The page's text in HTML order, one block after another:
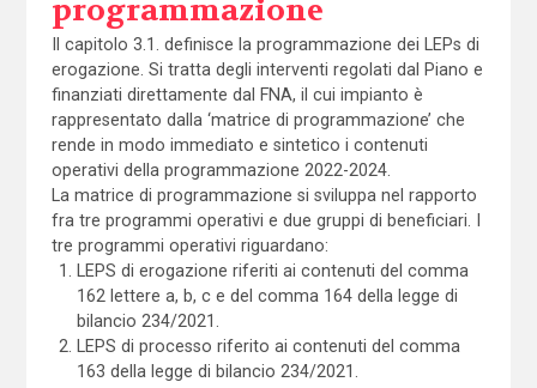
programmazione
Il capitolo 3.1. definisce la programmazione dei LEPs di
erogazione. Si tratta degli interventi regolati dal Piano e
finanziati direttamente dal FNA, il cui impianto è
rappresentato dalla ‘matrice di programmazione’ che
rende in modo immediato e sintetico i contenuti
operativi della programmazione 2022-2024.
La matrice di programmazione si sviluppa nel rapporto
fra tre programmi operativi e due gruppi di beneficiari. I
tre programmi operativi riguardano:
LEPS di erogazione riferiti ai contenuti del comma
162 lettere a, b, c e del comma 164 della legge di
bilancio 234/2021.
LEPS di processo riferito ai contenuti del comma
163 della legge di bilancio 234/2021.